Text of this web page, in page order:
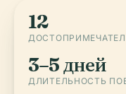
12
3–5 дней
ДЛИТЕЛЬНОСТЬ